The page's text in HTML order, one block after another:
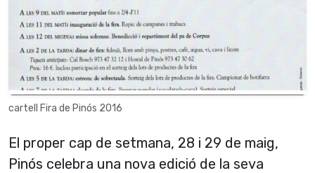
cartell Fira de Pinós 2016
El proper cap de setmana, 28 i 29 de maig,
Pinós celebra una nova edició de la seva